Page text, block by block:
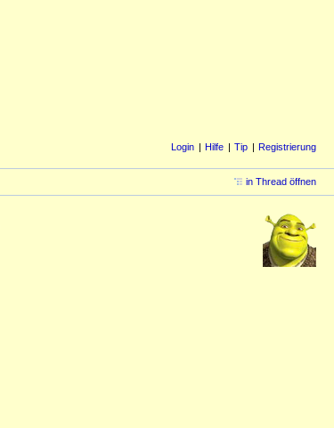
Login Hilfe Tip Registrierung
in Thread öffnen